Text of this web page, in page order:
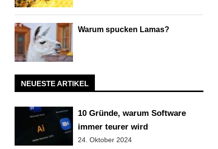
Warum spucken Lamas?
NEUESTE ARTIKEL
10 Gründe, warum Software
immer teurer wird
24. Oktober 2024